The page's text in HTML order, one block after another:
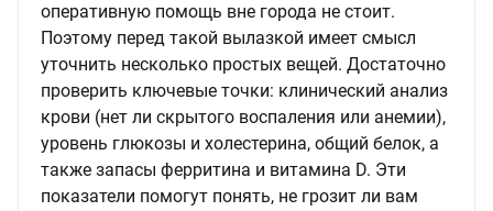
оперативную помощь вне города не стоит.
Поэтому перед такой вылазкой имеет смысл
уточнить несколько простых вещей. Достаточно
проверить ключевые точки: клинический анализ
крови (нет ли скрытого воспаления или анемии),
уровень глюкозы и холестерина, общий белок, а
также запасы ферритина и витамина D. Эти
показатели помогут понять, не грозит ли вам